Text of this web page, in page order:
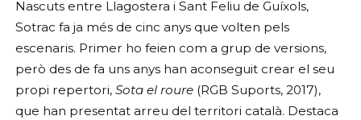
Nascuts entre Llagostera i Sant Feliu de Guíxols,
Sotrac fa ja més de cinc anys que volten pels
escenaris. Primer ho feien com a grup de versions,
però des de fa uns anys han aconseguit crear el seu
propi repertori, Sota el roure (RGB Suports, 2017),
que han presentat arreu del territori català. Destaca